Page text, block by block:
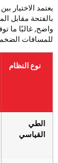
الاختيار
غالبًا ما
نوع النظام
الطي
القياسي